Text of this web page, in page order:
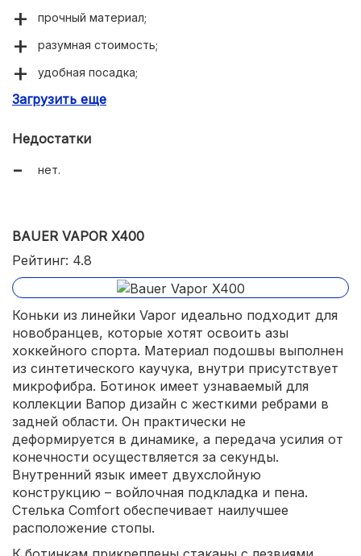
прочный материал;
разумная стоимость;
удобная посадка;
стильный дизайн;
Загрузить еще
Недостатки
нет.
BAUER VAPOR X400
Рейтинг: 4.8
Коньки из линейки Vapor идеально подходит для
новобранцев, которые хотят освоить азы
хоккейного спорта. Материал подошвы выполнен
из синтетического каучука, внутри присутствует
микрофибра. Ботинок имеет узнаваемый для
коллекции Вапор дизайн с жесткими ребрами в
задней области. Он практически не
деформируется в динамике, а передача усилия от
конечности осуществляется за секунды.
Внутренний язык имеет двухслойную
конструкцию – войлочная подкладка и пена.
Стелька Comfort обеспечивает наилучшее
расположение стопы.